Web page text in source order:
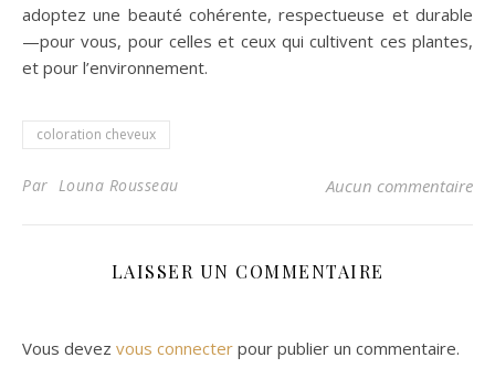
adoptez une beauté cohérente, respectueuse et durable
—pour vous, pour celles et ceux qui cultivent ces plantes,
et pour l’environnement.
coloration cheveux
Par Louna Rousseau Aucun commentaire
LAISSER UN COMMENTAIRE
Vous devez vous connecter pour publier un commentaire.